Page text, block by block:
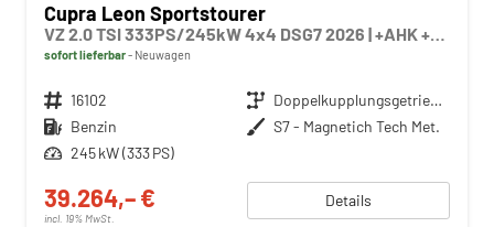
Cupra Leon Sportstourer
VZ 2.0 TSI 333PS/245kW 4x4 DSG7 2026 | +AHK +NAVI +Matrix +Immersive +5J Erw. Garantie
sofort lieferbar Neuwagen
Fahrzeugnr. 16102 Getriebe
Doppelkupplungsgetriebe (DSG)
Kraftstoff Benzin Außenfarbe S7 - Magnetich Tech Met.
Leistung 245 kW (333 PS)
39.264,– €
incl. 19% MwSt.
Details